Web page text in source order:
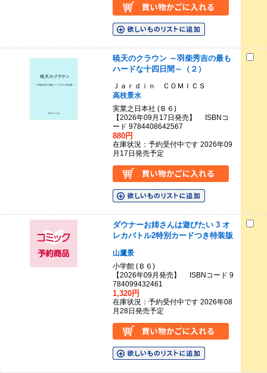
暁天のクラウン ～羽柴秀吉の最も
ハードな十四日間～（２）
Ｊａｒｄｉｎ ＣＯＭＩＣＳ
高枝景水
実業之日本社 (Ｂ６)
【2026年09月17日発売】 ISBNコ
ード 9784408642567
880円
在庫状況：予約受付中です 2026年09
月17日発売予定
ダウナーお姉さんは遊びたい 3 オ
レカバトル2特別カードつき特装版
山鷹景
小学館 (Ｂ６)
【2026年09月発売】 ISBNコード 9
784099432461
1,320円
在庫状況：予約受付中です 2026年08
月28日発売予定